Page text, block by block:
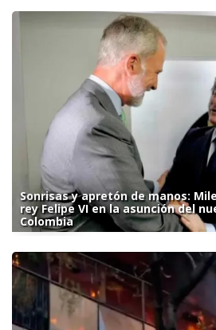
Sonrisas y apretón de manos:
rey Felipe VI en la asunción del
Colombia